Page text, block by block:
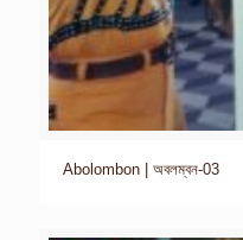
Abolombon | অবলম্বন-03